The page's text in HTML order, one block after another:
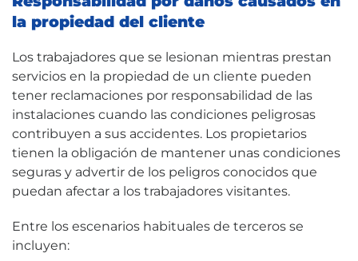
la propiedad del cliente
Los trabajadores que se lesionan mientras prestan
servicios en la propiedad de un cliente pueden
tener reclamaciones por responsabilidad de las
instalaciones cuando las condiciones peligrosas
contribuyen a sus accidentes. Los propietarios
tienen la obligación de mantener unas condiciones
seguras y advertir de los peligros conocidos que
puedan afectar a los trabajadores visitantes.
Entre los escenarios habituales de terceros se
incluyen: